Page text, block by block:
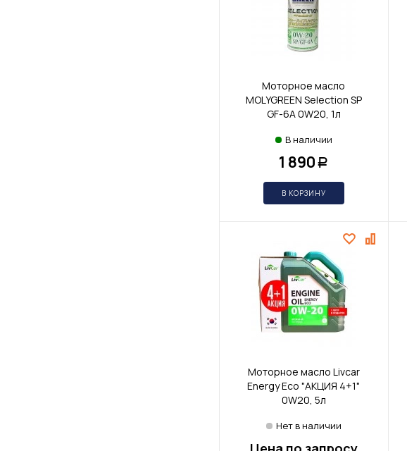
Моторное масло
MOLYGREEN Selection SP
GF-6A 0W20, 1л
В наличии
1 890 Р
В КОРЗИНУ
Моторное масло Livcar
Energy Eco "АКЦИЯ 4+1"
0W20, 5л
Нет в наличии